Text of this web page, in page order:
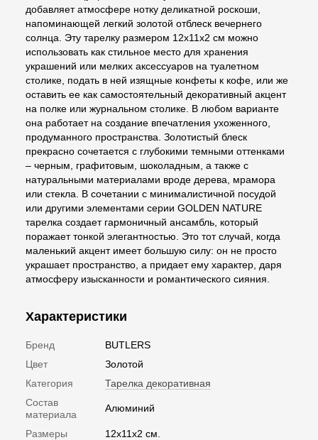
добавляет атмосфере нотку деликатной роскоши,
напоминающей легкий золотой отблеск вечернего
солнца. Эту тарелку размером 12х11х2 см можно
использовать как стильное место для хранения
украшений или мелких аксессуаров на туалетном
столике, подать в ней изящные конфеты к кофе, или же
оставить ее как самостоятельный декоративный акцент
на полке или журнальном столике. В любом варианте
она работает на создание впечатления ухоженного,
продуманного пространства. Золотистый блеск
прекрасно сочетается с глубокими темными оттенками
– черным, графитовым, шоколадным, а также с
натуральными материалами вроде дерева, мрамора
или стекла. В сочетании с минималистичной посудой
или другими элементами серии GOLDEN NATURE
тарелка создает гармоничный ансамбль, который
поражает тонкой элегантностью. Это тот случай, когда
маленький акцент имеет большую силу: он не просто
украшает пространство, а придает ему характер, даря
атмосферу изысканности и романтического сияния.
Характеристики
Бренд
BUTLERS
Цвет
Золотой
Категория
Тарелка декоративная
Состав
материала
Алюминий
Размеры
12х11х2 см.